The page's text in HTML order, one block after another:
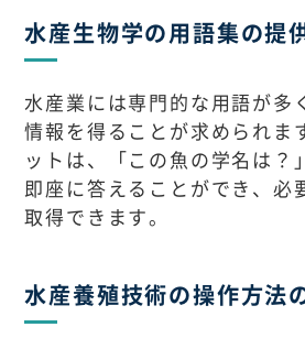
水産生物学の用語集の提
水産業には専門的な用語が多
情報を得ることが求められま
ットは、「この魚の学名は？
即座に答えることができ、必
取得できます。
水産養殖技術の操作方法